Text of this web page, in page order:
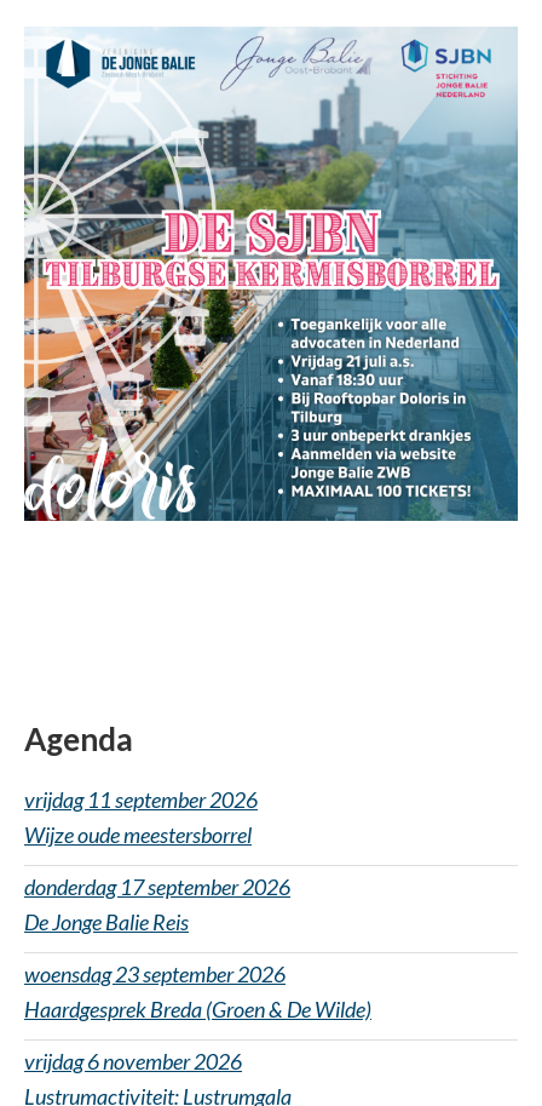
Agenda
vrijdag 11 september 2026
Wijze oude meestersborrel
donderdag 17 september 2026
De Jonge Balie Reis
woensdag 23 september 2026
Haardgesprek Breda (Groen & De Wilde)
vrijdag 6 november 2026
Lustrumactiviteit: Lustrumgala